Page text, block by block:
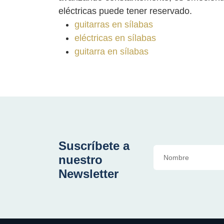
eléctricas puede tener reservado.
guitarras en sílabas
eléctricas en sílabas
guitarra en sílabas
Suscríbete a
nuestro
Newsletter